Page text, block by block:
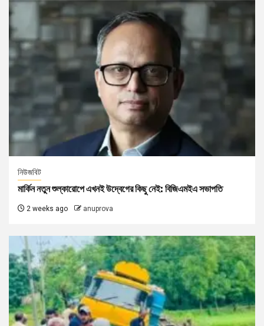
নিউজবিট
মার্কিন নতুন শুল্কারোপে এখনই উদ্বেগের কিছু নেই: বিজিএমইএ সভাপতি
2 weeks ago anuprova